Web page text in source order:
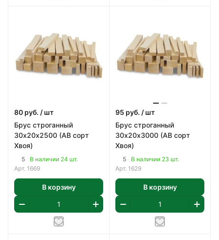
80 руб. / шт
Брус строганный
30х20х2500 (АВ сорт
Хвоя)
5
В наличии 24 шт.
Арт. 1669
В корзину
95 руб. / шт
Брус строганный
30х20х3000 (АВ сорт
Хвоя)
5
В наличии 23 шт.
Арт. 1629
В корзину